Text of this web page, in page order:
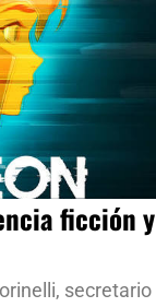
ficción y
secretario